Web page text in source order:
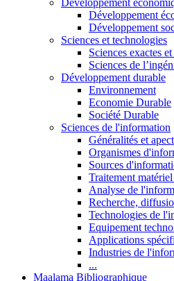
Développement
Développement
Développement
Sciences et technologies
Sciences exactes
Sciences de
Développement durable
Environnement
Economie Durable
Société Durable
Sciences de l'information
Généralités et
Organismes
Sources
Traitement
Analyse de
Recherche,
Technologies de
Equipement
Applications
Industries de
...
Maalama Bibliographique